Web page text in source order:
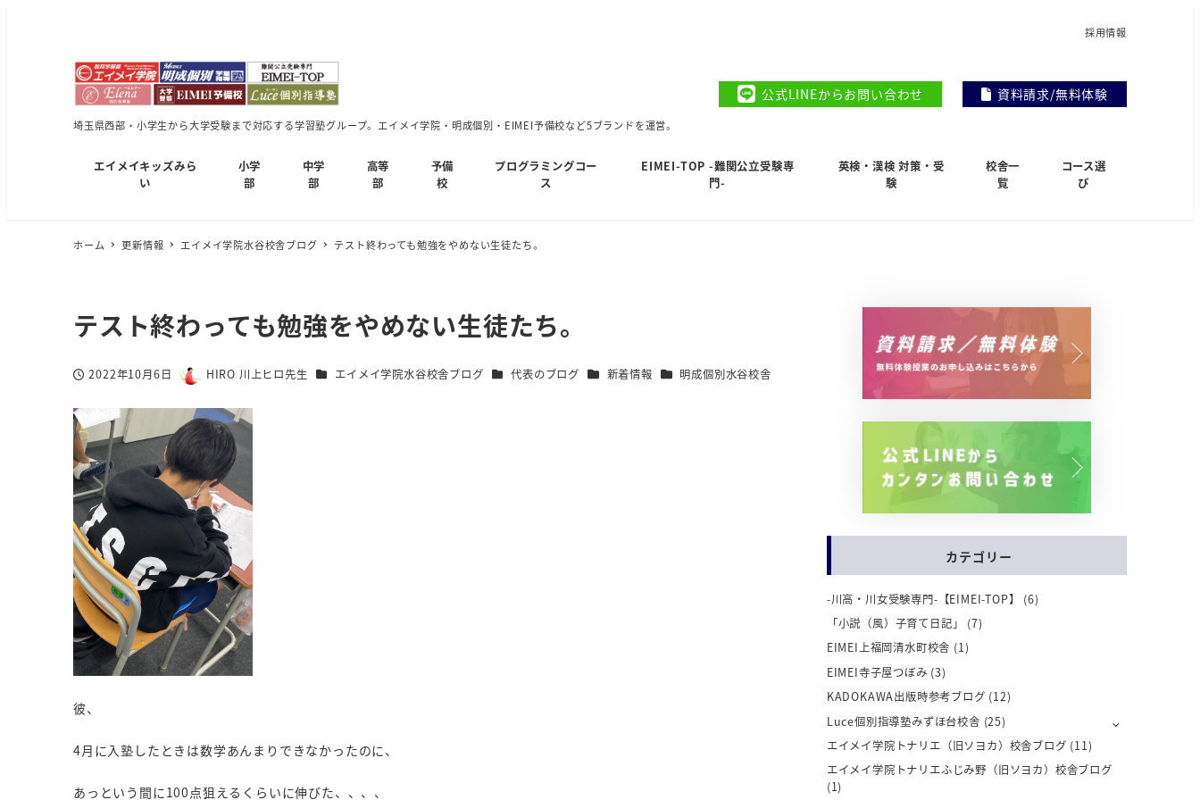
採用情報
埼玉県西部・小学生から大学受験まで対応する学習塾グループ。エイメイ学院・明成個別・EIMEI予備校など5ブランドを運営。
公式LINEからお問い合わせ 資料請求/無料体験
エイメイキッズみら
い
小学
部
中学
部
高等
部
予備
校
プログラミングコー
ス
EIMEI-TOP -難関公立受験専
門-
英検・漢検 対策・受
験
校舎一
覧
コース選
び
ホーム 更新情報 エイメイ学院水谷校舎ブログ テスト終わっても勉強をやめない生徒たち。
テスト終わっても勉強をやめない生徒たち。
投稿日2022年10月6日
著
HIRO 川上ヒロ先生 カテゴリー
エイメイ学院水谷校舎ブログ カテゴリー
代表のブログ カテゴリー
新着情報 カテゴリー
明成個別水谷校舎
彼、
4月に入塾したときは数学あんまりできなかったのに、
あっという間に100点狙えるくらいに伸びた、、、、
カテゴリー
-川高・川女受験専門-【EIMEI-TOP】
(6)
「小説（風）子育て日記」
(7)
EIMEI上福岡清水町校舎 (1)
EIMEI寺子屋つぼみ (3)
KADOKAWA出版時参考ブログ (12)
Luce個別指導塾みずほ台校舎 (25)
エイメイ学院トナリエ（旧ソヨカ）校舎ブログ (11)
エイメイ学院トナリエふじみ野（旧ソヨカ）校舎ブログ
(1)